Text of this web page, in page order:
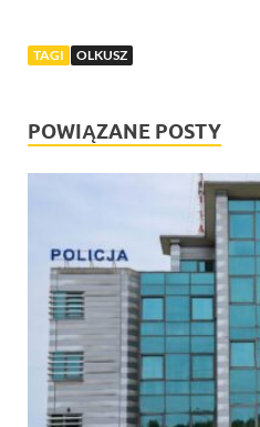
TAGI OLKUSZ
POWIĄZANE POSTY